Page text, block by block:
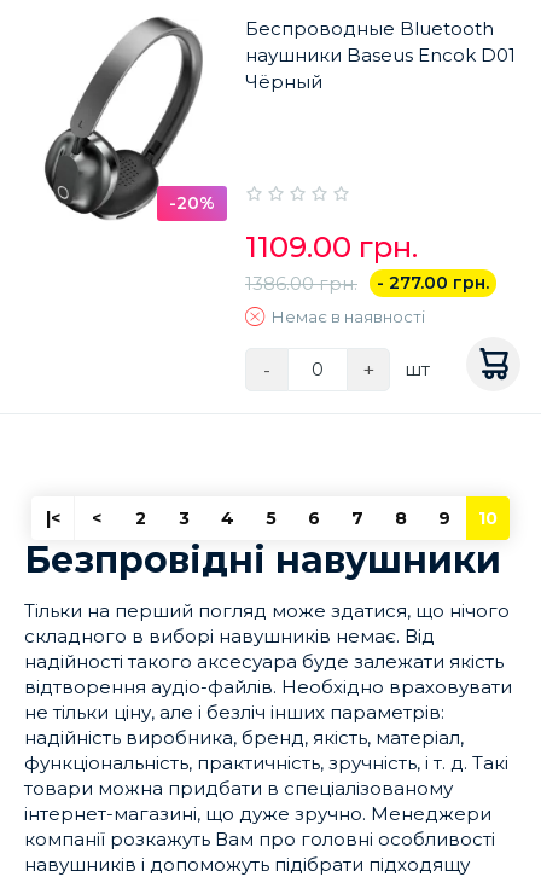
-20%
Беспроводные Bluetooth
наушники Baseus Encok D01
Чёрный
1109.00 грн.
1386.00 грн. - 277.00 грн.
Немає в наявності
- + шт
|< < 2 3 4 5 6 7 8 9 10
Безпровідні навушники
Тільки на перший погляд може здатися, що нічого
складного в виборі навушників немає. Від
надійності такого аксесуара буде залежати якість
відтворення аудіо-файлів. Необхідно враховувати
не тільки ціну, але і безліч інших параметрів:
надійність виробника, бренд, якість, матеріал,
функціональність, практичність, зручність, і т. д. Такі
товари можна придбати в спеціалізованому
інтернет-магазині, що дуже зручно. Менеджери
компанії розкажуть Вам про головні особливості
навушників і допоможуть підібрати підходящу